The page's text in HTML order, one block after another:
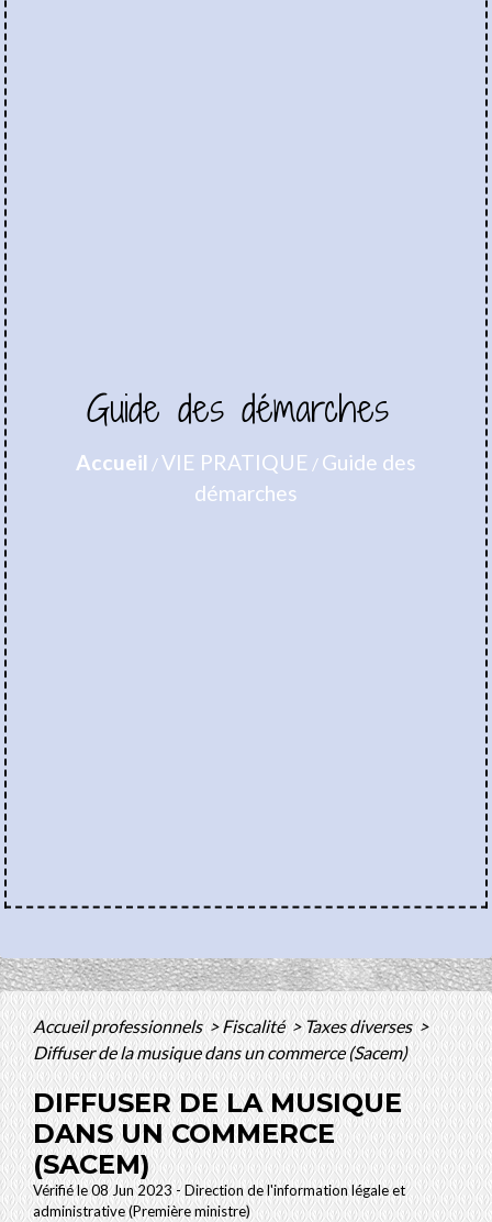
Guide des démarches
Accueil /VIE PRATIQUE / Guide des
démarches
Accueil professionnels>Fiscalité >Taxes diverses>
Diffuser de la musique dans un commerce (Sacem)
DIFFUSER DE LA MUSIQUE
DANS UN COMMERCE
(SACEM)
Vérifié le 08 Jun 2023 - Direction de l'information légale et
administrative (Première ministre)